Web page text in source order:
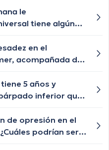
médica?
le
tiene algún
ya le están
lento y chiquititos
q le ayude a
no tiene
en el
acompañada de
y cuándo
médica?
5 años y
inferior que
nos puede
de opresión en el
podrían ser